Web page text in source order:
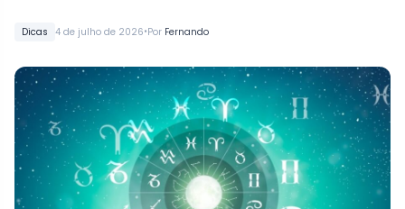
Dicas 4 de julho de 2026•Por Fernando